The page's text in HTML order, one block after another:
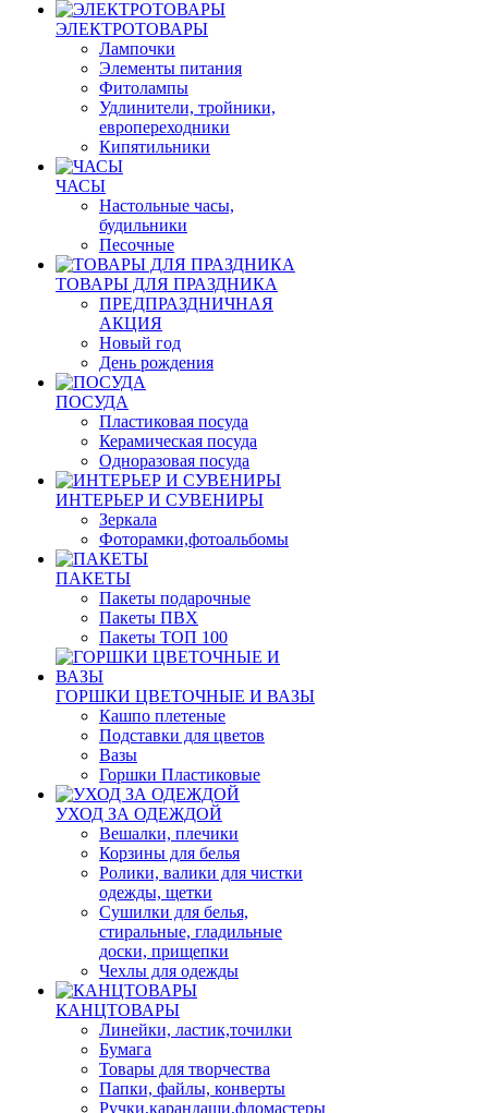
ЭЛЕКТРОТОВАРЫ
Лампочки
Элементы питания
Фитолампы
Удлинители, тройники,
европереходники
Кипятильники
ЧАСЫ
Настольные часы,
будильники
Песочные
ТОВАРЫ ДЛЯ ПРАЗДНИКА
ПРЕДПРАЗДНИЧНАЯ
АКЦИЯ
Новый год
День рождения
ПОСУДА
Пластиковая посуда
Керамическая посуда
Одноразовая посуда
ИНТЕРЬЕР И СУВЕНИРЫ
Зеркала
Фоторамки,фотоальбомы
ПАКЕТЫ
Пакеты подарочные
Пакеты ПВХ
Пакеты ТОП 100
ГОРШКИ ЦВЕТОЧНЫЕ И ВАЗЫ
Кашпо плетеные
Подставки для цветов
Вазы
Горшки Пластиковые
УХОД ЗА ОДЕЖДОЙ
Вешалки, плечики
Корзины для белья
Ролики, валики для чистки
одежды, щетки
Сушилки для белья,
стиральные, гладильные
доски, прищепки
Чехлы для одежды
КАНЦТОВАРЫ
Линейки, ластик,точилки
Бумага
Товары для творчества
Папки, файлы, конверты
Ручки,карандаши,фломастеры